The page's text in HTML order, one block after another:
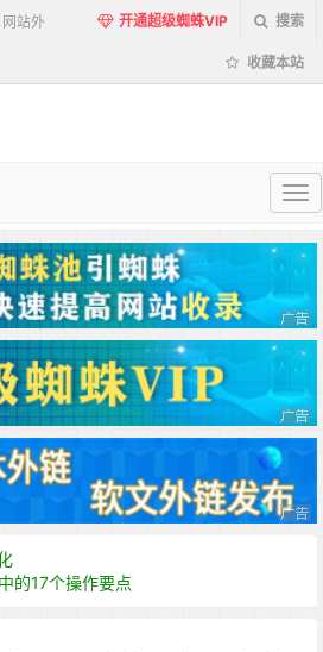
站外
开通超级蜘蛛VIP 搜索
收藏本站
超
蜘
蛛
池
的17个操作要点